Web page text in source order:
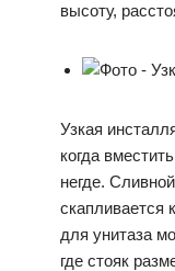
высоту,
Узкая
когда
негде.
скапливается
для унитаза
где стояк